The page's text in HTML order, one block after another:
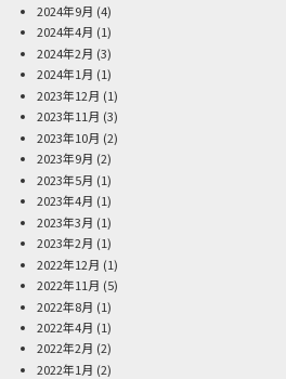
2024年9月 (4)
2024年4月 (1)
2024年2月 (3)
2024年1月 (1)
2023年12月 (1)
2023年11月 (3)
2023年10月 (2)
2023年9月 (2)
2023年5月 (1)
2023年4月 (1)
2023年3月 (1)
2023年2月 (1)
2022年12月 (1)
2022年11月 (5)
2022年8月 (1)
2022年4月 (1)
2022年2月 (2)
2022年1月 (2)